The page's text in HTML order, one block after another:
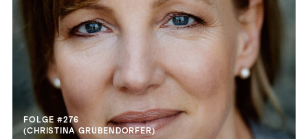
FOLGE #276
(CHRISTINA GRUBENDORFER)